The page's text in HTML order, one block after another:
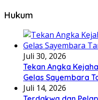
Hukum
Juli 30, 2026
Tekan Angka
Gelas Sayembara
Juli 14, 2026